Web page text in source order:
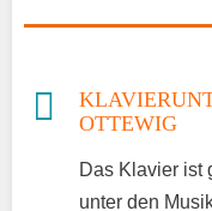
OTTEWIG
Das Klavier ist
unter den